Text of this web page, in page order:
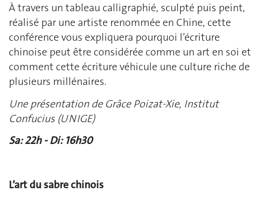
À travers un tableau calligraphié, sculpté puis peint,
réalisé par une artiste renommée en Chine, cette
conférence vous expliquera pourquoi l’écriture
chinoise peut être considérée comme un art en soi et
comment cette écriture véhicule une culture riche de
plusieurs millénaires.
Une présentation de Grâce Poizat-Xie, Institut
Confucius (UNIGE)
Sa: 22h - Di: 16h30
L’art du sabre chinois